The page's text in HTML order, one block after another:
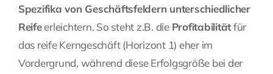
Spezifika von Geschäftsfeldern unterschiedlicher
Reifeerleichtern. So steht z.B. die Profitabilitätfür
das reife Kerngeschäft (Horizont 1) eher im
Vordergrund, während diese Erfolgsgröße bei der